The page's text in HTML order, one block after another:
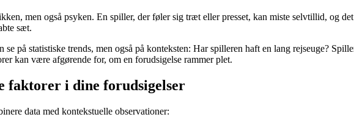
men også psyken. En spiller, der føler sig træt eller presset, kan miste selvtillid, og
sæt.
på statistiske trends, men også på konteksten: Har spilleren haft en lang rejseuge?
kan være afgørende for, om en forudsigelse rammer plet.
faktorer i dine forudsigelser
data med kontekstuelle observationer: